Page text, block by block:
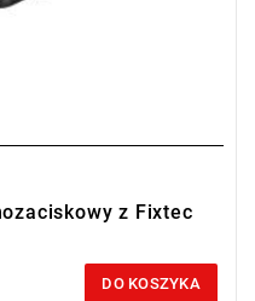
z Fixtec
DO KOSZYKA